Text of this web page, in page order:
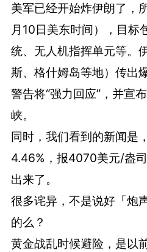
美军已经开始炸伊朗了，
月10日美东时间），目标
统、无人机指挥单元等。
斯、格什姆岛等地）传出
警告将“强力回应”，并宣
峡。
同时，我们看到的新闻是，
4.46%， 报4070美元/盎
出来了。
很多诧异，不是说好「炮
的么？
黄金战乱时候避险，是以